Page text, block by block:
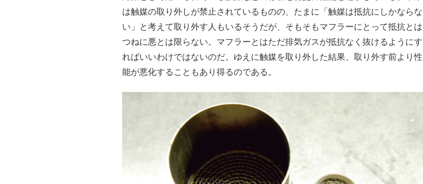
は触媒の取り外しが禁止されているものの、たまに「触媒は抵抗にしかならな
い」と考えて取り外す人もいるそうだが、そもそもマフラーにとって抵抗とは
つねに悪とは限らない。マフラーとはただ排気ガスが抵抗なく抜けるようにす
ればいいわけではないのだ。ゆえに触媒を取り外した結果、取り外す前より性
能が悪化することもあり得るのである。